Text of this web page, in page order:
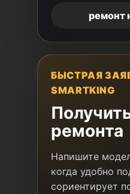
ремонт
БЫСТРАЯ
SMARTKING
ремонта
Напишите
когда удобно
сориентирует